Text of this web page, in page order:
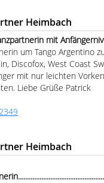
Heimbach
mit
um Tango Argentino
Discofox, West Coast
mit nur leichten
Liebe Grüße Patrick
Heimbach